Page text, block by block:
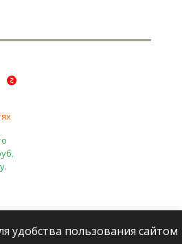
удобства пользования сайтом